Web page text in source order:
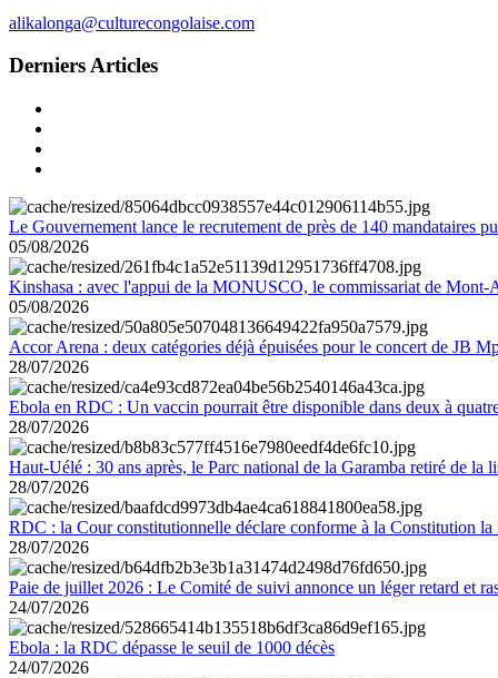
alikalonga@culturecongolaise.com
Derniers Articles
Le Gouvernement lance le recrutement de près de 140 mandataires
05/08/2026
Kinshasa : avec l'appui de la MONUSCO, le commissariat de Mont-
05/08/2026
Accor Arena : deux catégories déjà épuisées pour le concert de JB
28/07/2026
Ebola en RDC : Un vaccin pourrait être disponible dans deux à
28/07/2026
Haut-Uélé : 30 ans après, le Parc national de la Garamba retiré de la
28/07/2026
RDC : la Cour constitutionnelle déclare conforme à la Constitution la
28/07/2026
Paie de juillet 2026 : Le Comité de suivi annonce un léger retard et
24/07/2026
Ebola : la RDC dépasse le seuil de 1000 décès
24/07/2026